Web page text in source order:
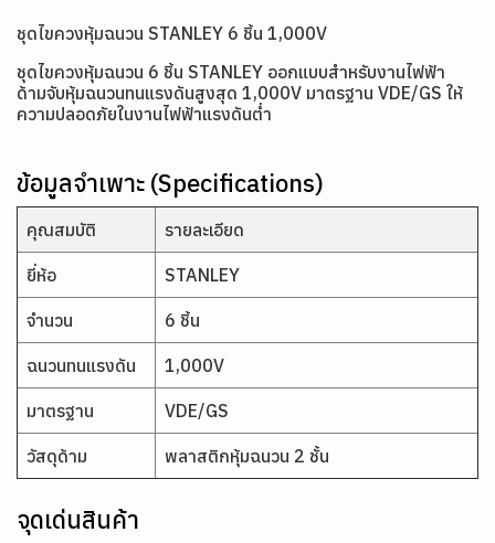
ชุดไขควงหุ้มฉนวน STANLEY 6 ชิ้น 1,000V
ชุดไขควงหุ้มฉนวน 6 ชิ้น STANLEY ออกแบบสำหรับงานไฟฟ้า
ด้ามจับหุ้มฉนวนทนแรงดันสูงสุด 1,000V มาตรฐาน VDE/GS ให้
ความปลอดภัยในงานไฟฟ้าแรงดันต่ำ
ข้อมูลจำเพาะ (Specifications)
คุณสมบัติ รายละเอียด
ยี่ห้อ STANLEY
จำนวน 6 ชิ้น
ฉนวนทนแรงดัน 1,000V
มาตรฐาน VDE/GS
วัสดุด้าม พลาสติกหุ้มฉนวน 2 ชั้น
จุดเด่นสินค้า